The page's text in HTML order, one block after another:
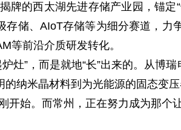
的西太湖先进存储产业园，锚定
存储、AIoT存储等为细分赛道，
等前沿介质研发转化。
”，而是就地“长”出来的。从博
的纳米晶材料到为光能源的固态变
始。而常州，正在努力成为那个